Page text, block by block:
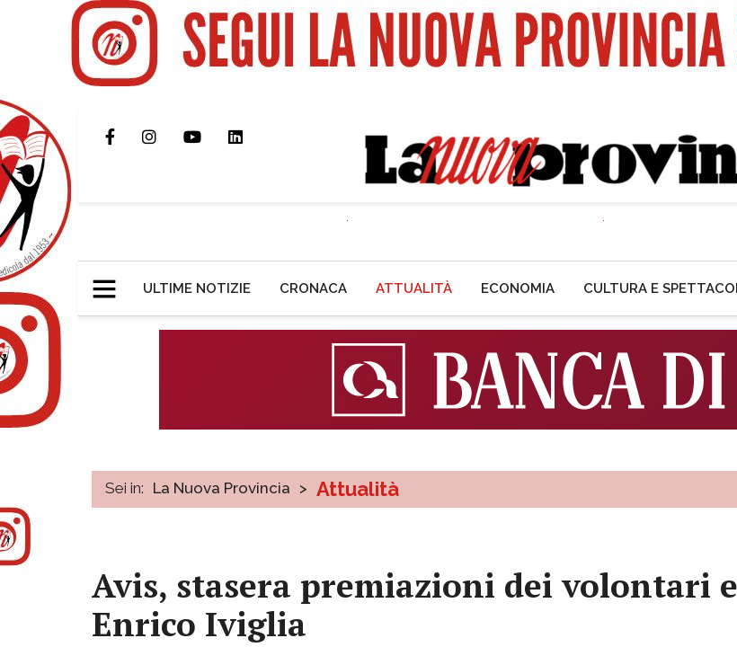
ULTIME NOTIZIE CRONACA ATTUALITÀ ECONOMIA CULTURA E
Sei in: La Nuova Provincia > Attualità
Avis, stasera premiazioni dei volontari
Enrico Iviglia